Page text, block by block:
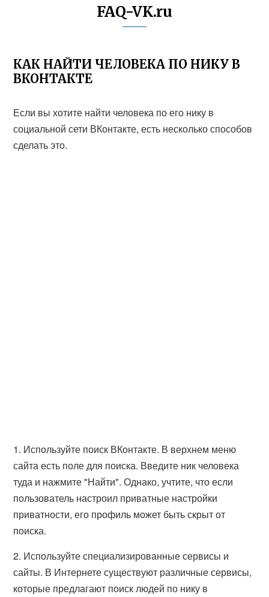
FAQ-VK.ru
КАК НАЙТИ ЧЕЛОВЕКА ПО НИКУ В
ВКОНТАКТЕ
Если вы хотите найти человека по его нику в
социальной сети ВКонтакте, есть несколько способов
сделать это.
1. Используйте поиск ВКонтакте. В верхнем меню
сайта есть поле для поиска. Введите ник человека
туда и нажмите "Найти". Однако, учтите, что если
пользователь настроил приватные настройки
приватности, его профиль может быть скрыт от
поиска.
2. Используйте специализированные сервисы и
сайты. В Интернете существуют различные сервисы,
которые предлагают поиск людей по нику в